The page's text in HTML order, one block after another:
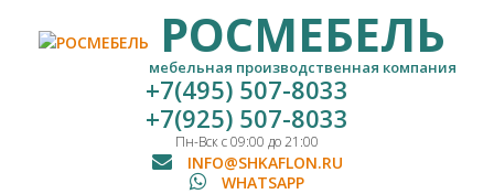
РОСМЕБЕЛЬ
мебельная производственная компания
+7(495) 507-8033
+7(925) 507-8033
Пн-Вск с 09:00 до 21:00
INFO@SHKAFLON.RU
WHATSAPP